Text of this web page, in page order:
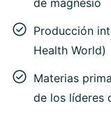
de magnesio
Producción
Health World)
Materias
de los líderes